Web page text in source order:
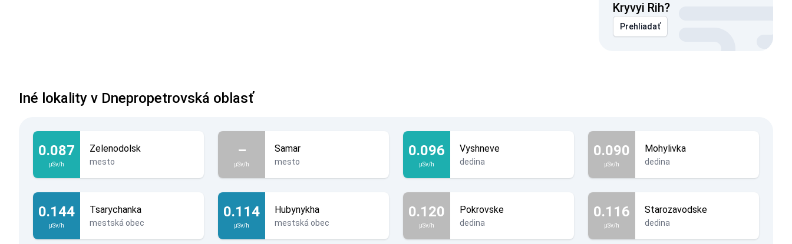
Kryvyi Rih?
Prehliadať
Iné lokality v Dnepropetrovská oblasť
0.087
µSv/h
Zelenodolsk
mesto
–
µSv/h
Samar
mesto
0.096
µSv/h
Vyshneve
dedina
0.090
µSv/h
Mohylivka
dedina
0.144
µSv/h
Tsarychanka
mestská obec
0.114
µSv/h
Hubynykha
mestská obec
0.120
µSv/h
Pokrovske
dedina
0.116
µSv/h
Starozavodske
dedina